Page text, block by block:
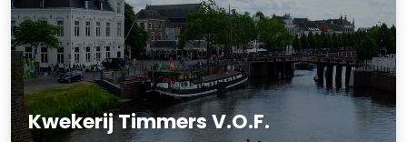
Kwekerij Timmers V.O.F.